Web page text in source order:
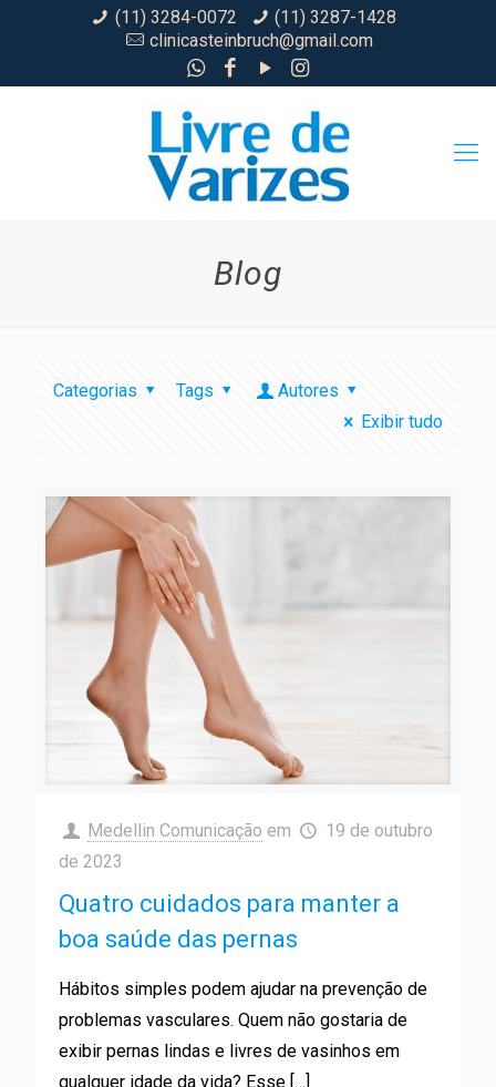
(11) 3284-0072
(11) 3287-1428
clinicasteinbruch@gmail.com
Blog
Categorias Tags
Autores
Exibir tudo
Medellin Comunicação em
19 de outubro
de 2023
Quatro cuidados para manter a
boa saúde das pernas
Hábitos simples podem ajudar na prevenção de
problemas vasculares. Quem não gostaria de
exibir pernas lindas e livres de vasinhos em
qualquer idade da vida? Esse […]